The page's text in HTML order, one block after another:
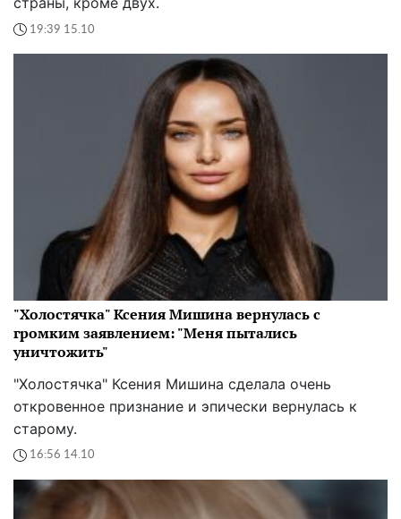
19:39 15.10
"Холостячка" Ксения Мишина вернулась с
громким заявлением: "Меня пытались
уничтожить"
"Холостячка" Ксения Мишина сделала очень
откровенное признание и эпически вернулась к
старому.
16:56 14.10